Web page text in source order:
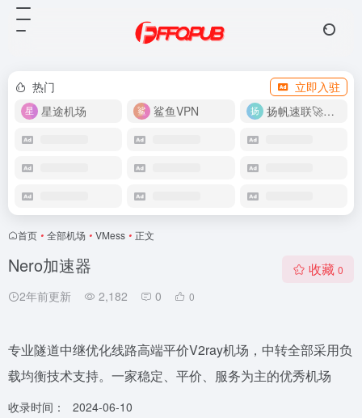
热门
立即入驻
星途机场
鲨鱼VPN 扬帆速联🚀很快
首页 • 全部机场 • VMess • 正文
Nero加速器
2年前更新 2,182 0 0
收藏 0
专业隧道中继优化线路高端平价V2ray机场，中转全部采用负
载均衡技术支持。一家稳定、平价、服务为主的优秀机场
收录时间： 2024-06-10